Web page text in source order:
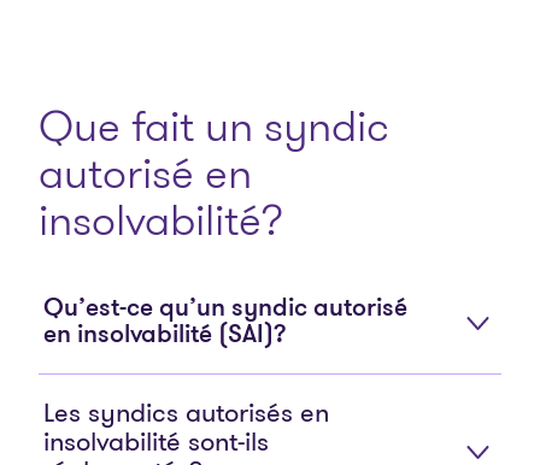
Que fait un syndic
autorisé en
insolvabilité?
Qu’est-ce qu’un syndic autorisé
en insolvabilité (SAI)?
Les syndics autorisés en
insolvabilité sont-ils